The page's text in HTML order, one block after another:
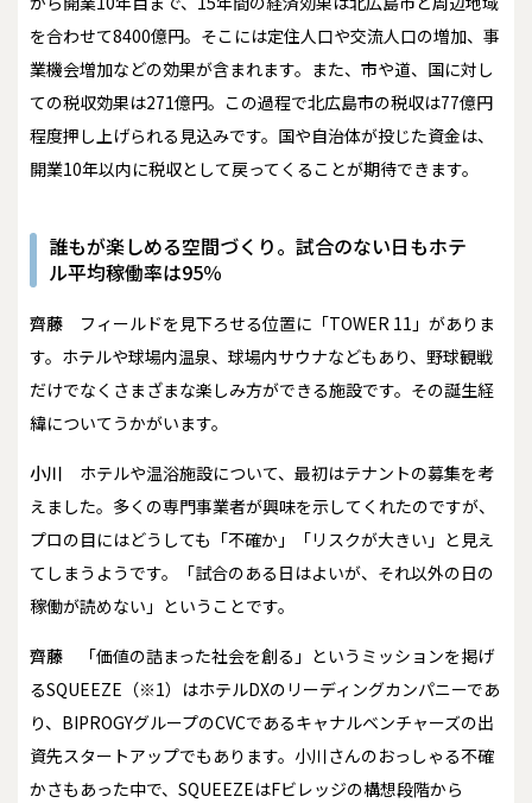
を合わせて8400億円。そこには定住人口や交流人口の増加、事
業機会増加などの効果が含まれます。また、市や道、国に対し
ての税収効果は271億円。この過程で北広島市の税収は77億円
程度押し上げられる見込みです。国や自治体が投じた資金は、
開業10年以内に税収として戻ってくることが期待できます。
誰もが楽しめる空間づくり。試合のない日もホテ
ル平均稼働率は95％
齊藤
フィールドを見下ろせる位置に「TOWER 11」がありま
す。ホテルや球場内温泉、球場内サウナなどもあり、野球観戦
だけでなくさまざまな楽しみ方ができる施設です。その誕生経
緯についてうかがいます。
小川
ホテルや温浴施設について、最初はテナントの募集を考
えました。多くの専門事業者が興味を示してくれたのですが、
プロの目にはどうしても「不確か」「リスクが大きい」と見え
てしまうようです。「試合のある日はよいが、それ以外の日の
稼働が読めない」ということです。
齊藤
「価値の詰まった社会を創る」というミッションを掲げ
るSQUEEZE（※1）はホテルDXのリーディングカンパニーであ
り、BIPROGYグループのCVCであるキャナルベンチャーズの出
資先スタートアップでもあります。小川さんのおっしゃる不確
かさもあった中で、SQUEEZEはFビレッジの構想段階から